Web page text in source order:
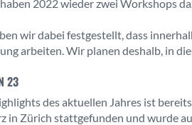
2022 wieder zwei Workshops
wir dabei festgestellt, dass
arbeiten. Wir planen deshalb, in
23
des aktuellen Jahres ist
in Zürich stattgefunden und wurde